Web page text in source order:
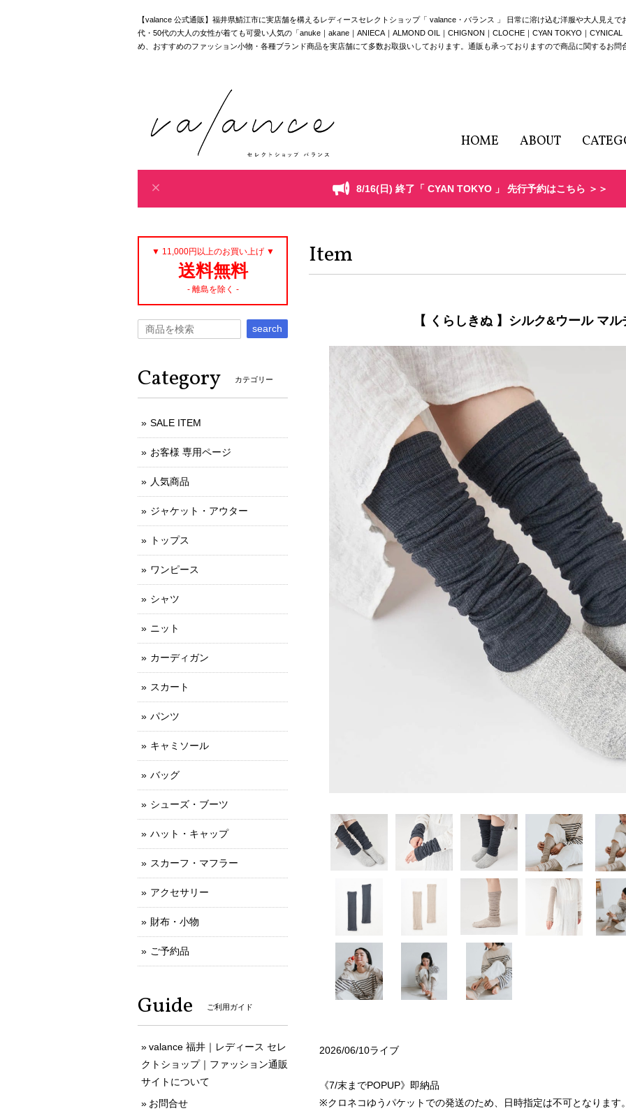
【valance 公式通販】福井県鯖江市に実店舗を構えるレディースセレクトショップ「 valance・バランス 」 日常に溶け込む洋服や大人見え
代・50代の大人の女性が着ても可愛い人気の「anuke｜akane｜ANIECA｜ALMOND OIL｜CHIGNON｜CLOCHE｜CYAN TOKYO｜
め、おすすめのファッション小物・各種ブランド商品を実店舗にて多数お取扱いしております。通販も承っておりますので商品に関するお問
HOME ABOUT
8/16(日) 終了「 CYAN TOKYO 」 先行予約はこちら ＞＞
Item
【 くらしきぬ 】シルク&ウール マ
2026/06/10ライブ
《7/末までPOPUP》即納品
※クロネコゆうパケットでの発送のため、日時指定は不可となります
▼ 11,000円以上のお買い上げ ▼
送料無料
- 離島を除く -
search
Category カテゴリー
SALE ITEM
お客様 専用ページ
人気商品
ジャケット・アウター
トップス
ワンピース
シャツ
ニット
カーディガン
スカート
パンツ
キャミソール
バッグ
シューズ・ブーツ
ハット・キャップ
スカーフ・マフラー
アクセサリー
財布・小物
ご予約品
Guide ご利用ガイド
valance 福井｜レディース セレ
クトショップ｜ファッション通販
サイトについて
お問合せ